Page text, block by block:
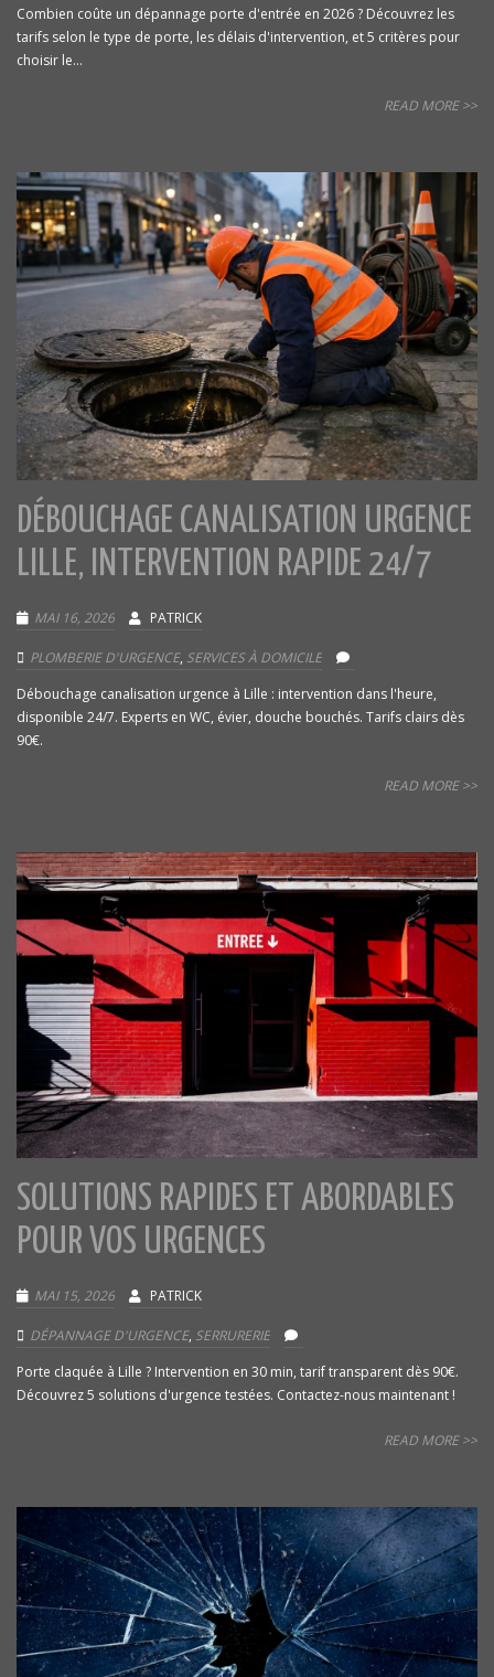
Combien coûte un dépannage porte d'entrée en 2026 ? Découvrez les
tarifs selon le type de porte, les délais d'intervention, et 5 critères pour
choisir le...
READ MORE >>
DÉBOUCHAGE CANALISATION URGENCE
LILLE, INTERVENTION RAPIDE 24/7
MAI 16, 2026 PATRICK
PLOMBERIE D'URGENCE, SERVICES À DOMICILE
Débouchage canalisation urgence à Lille : intervention dans l'heure,
disponible 24/7. Experts en WC, évier, douche bouchés. Tarifs clairs dès
90€.
READ MORE >>
SOLUTIONS RAPIDES ET ABORDABLES
POUR VOS URGENCES
MAI 15, 2026 PATRICK
DÉPANNAGE D'URGENCE, SERRURERIE
Porte claquée à Lille ? Intervention en 30 min, tarif transparent dès 90€.
Découvrez 5 solutions d'urgence testées. Contactez-nous maintenant !
READ MORE >>